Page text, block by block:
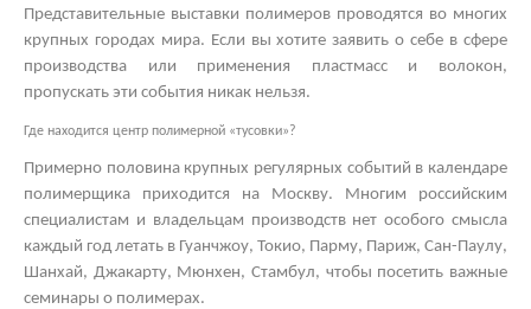
Представительные выставки полимеров проводятся во многих
крупных городах мира. Если вы хотите заявить о себе в сфере
производства или применения пластмасс и волокон,
пропускать эти события никак нельзя.
Где находится центр полимерной «тусовки»?
Примерно половина крупных регулярных событий в календаре
полимерщика приходится на Москву. Многим российским
специалистам и владельцам производств нет особого смысла
каждый год летать в Гуанчжоу, Токио, Парму, Париж, Сан-Паулу,
Шанхай, Джакарту, Мюнхен, Стамбул, чтобы посетить важные
семинары о полимерах.